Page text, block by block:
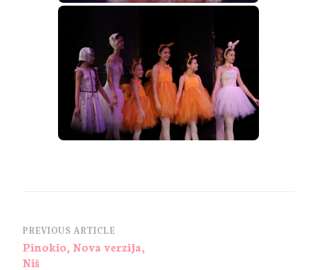
PREVIOUS ARTICLE
Pinokio, Nova verzija,
Niš